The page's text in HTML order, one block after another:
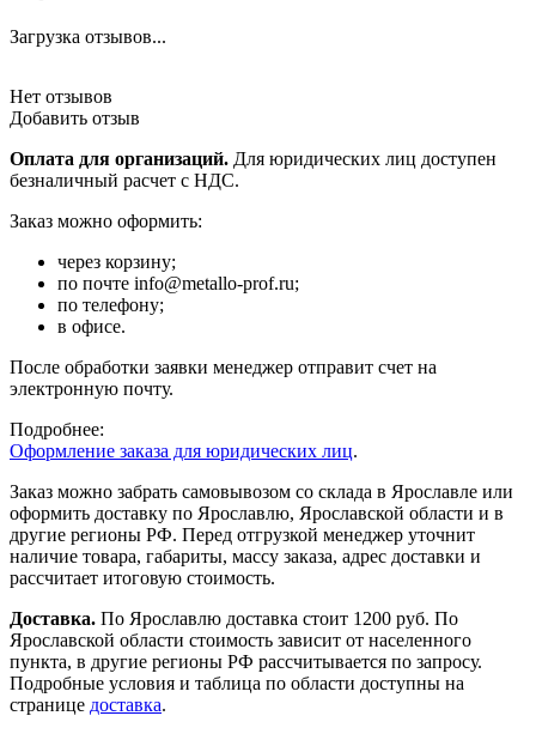
Загрузка отзывов...
Нет отзывов
Добавить отзыв
Оплата для организаций. Для юридических лиц доступен
безналичный расчет с НДС.
Заказ можно оформить:
через корзину;
по почте info@metallo-prof.ru;
по телефону;
в офисе.
После обработки заявки менеджер отправит счет на
электронную почту.
Подробнее:
Оформление заказа для юридических лиц.
Заказ можно забрать самовывозом со склада в Ярославле или
оформить доставку по Ярославлю, Ярославской области и в
другие регионы РФ. Перед отгрузкой менеджер уточнит
наличие товара, габариты, массу заказа, адрес доставки и
рассчитает итоговую стоимость.
Доставка. По Ярославлю доставка стоит 1200 руб. По
Ярославской области стоимость зависит от населенного
пункта, в другие регионы РФ рассчитывается по запросу.
Подробные условия и таблица по области доступны на
странице доставка.